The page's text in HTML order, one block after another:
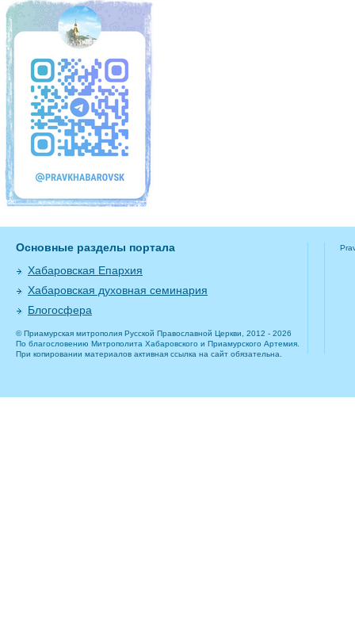
Основные разделы портала
Хабаровская Епархия
Хабаровская духовная семинария
Блогосфера
© Приамурская митрополия Русской Православной Церкви, 2012 - 2026
По благословению Митрополита Хабаровского и Приамурского Артемия.
При копировании материалов активная ссылка на сайт обязательна.